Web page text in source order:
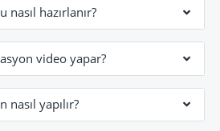
nasıl hazırlanır?
video yapar?
yapılır?